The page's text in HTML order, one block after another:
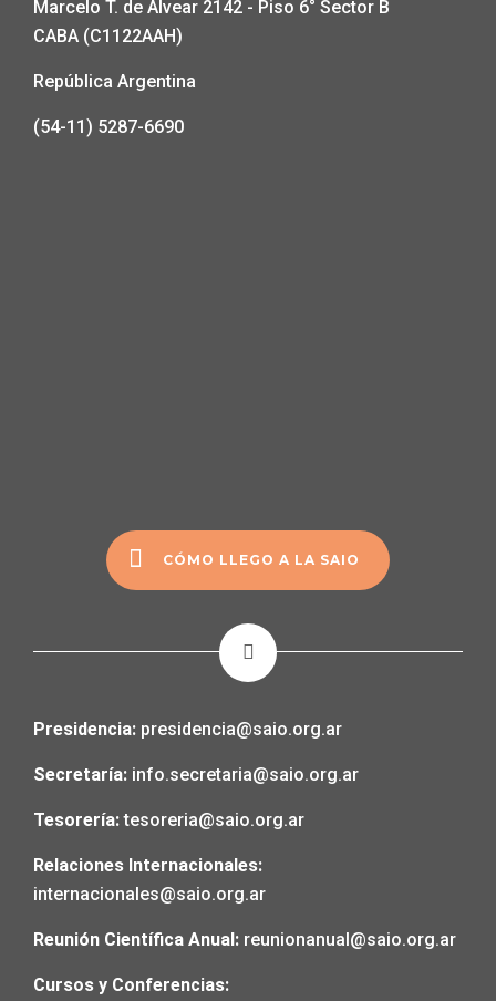
Marcelo T. de Alvear 2142 - Piso 6° Sector B
CABA (C1122AAH)
República Argentina
(54-11) 5287-6690
CÓMO LLEGO A LA SAIO
Presidencia: presidencia@saio.org.ar
Secretaría: info.secretaria@saio.org.ar
Tesorería:tesoreria@saio.org.ar
Relaciones Internacionales:
internacionales@saio.org.ar
Reunión Científica Anual: reunionanual@saio.org.ar
Cursos y Conferencias: